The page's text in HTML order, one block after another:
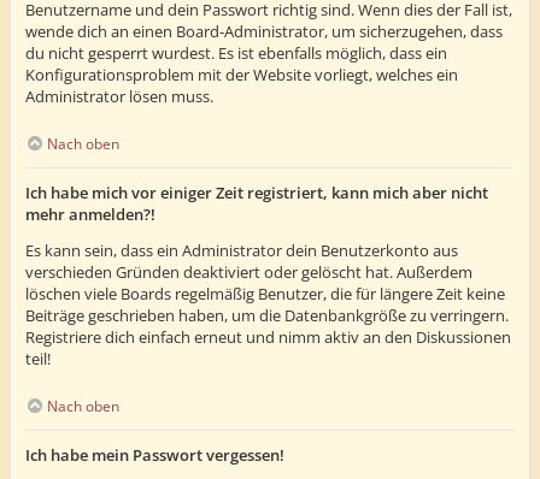
Benutzername und dein Passwort richtig sind. Wenn dies der Fall ist,
wende dich an einen Board-Administrator, um sicherzugehen, dass
du nicht gesperrt wurdest. Es ist ebenfalls möglich, dass ein
Konfigurationsproblem mit der Website vorliegt, welches ein
Administrator lösen muss.
Nach oben
Ich habe mich vor einiger Zeit registriert, kann mich aber nicht
mehr anmelden?!
Es kann sein, dass ein Administrator dein Benutzerkonto aus
verschieden Gründen deaktiviert oder gelöscht hat. Außerdem
löschen viele Boards regelmäßig Benutzer, die für längere Zeit keine
Beiträge geschrieben haben, um die Datenbankgröße zu verringern.
Registriere dich einfach erneut und nimm aktiv an den Diskussionen
teil!
Nach oben
Ich habe mein Passwort vergessen!